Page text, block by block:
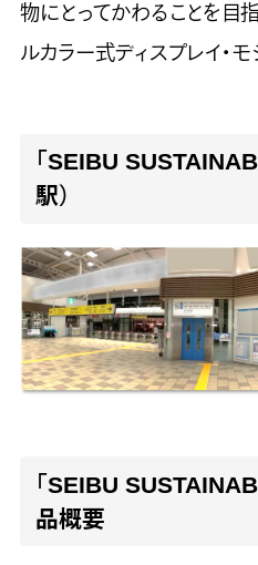
物にとってかわることを目
ルカラー式ディスプレイ・モ
「SEIBU
駅）
「SEIBU
品概要